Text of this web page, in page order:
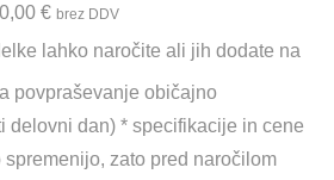
€ brez DDV
lahko naročite ali jih dodate na
povpraševanje običajno
delovni dan) * specifikacije in cene
zato pred naročilom